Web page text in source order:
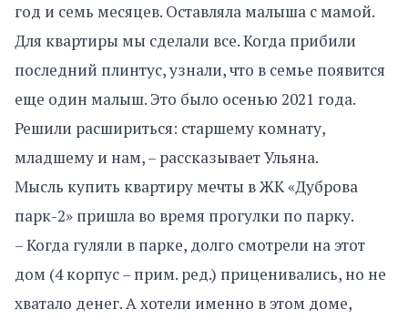
год и семь месяцев. Оставляла малыша с мамой.
Для квартиры мы сделали все. Когда прибили
последний плинтус, узнали, что в семье появится
еще один малыш. Это было осенью 2021 года.
Решили расшириться: старшему комнату,
младшему и нам, – рассказывает Ульяна.
Мысль купить квартиру мечты в ЖК «Дуброва
парк-2» пришла во время прогулки по парку.
– Когда гуляли в парке, долго смотрели на этот
дом (4 корпус – прим. ред.) приценивались, но не
хватало денег. А хотели именно в этом доме,